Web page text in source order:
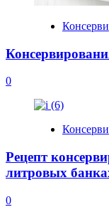
0
Рецепт
литровых
0